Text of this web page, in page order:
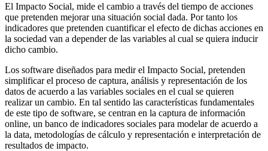
El Impacto Social, mide el cambio a través del tiempo de acciones
que pretenden mejorar una situación social dada. Por tanto los
indicadores que pretenden cuantificar el efecto de dichas acciones en
la sociedad van a depender de las variables al cual se quiera inducir
dicho cambio.
Los software diseñados para medir el Impacto Social, pretenden
simplificar el proceso de captura, análisis y representación de los
datos de acuerdo a las variables sociales en el cual se quieren
realizar un cambio. En tal sentido las características fundamentales
de este tipo de software, se centran en la captura de información
online, un banco de indicadores sociales para modelar de acuerdo a
la data, metodologías de cálculo y representación e interpretación de
resultados de impacto.